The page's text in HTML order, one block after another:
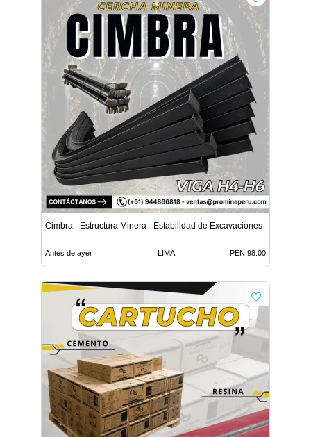
Cimbra - Estructura Minera - Estabilidad de Excavaciones
Antes de ayer LIMA PEN 98.00